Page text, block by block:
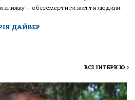
книжку — обезсмертити життя людини
ДАЙВЕР
ВСІ ІНТЕРВ'Ю >